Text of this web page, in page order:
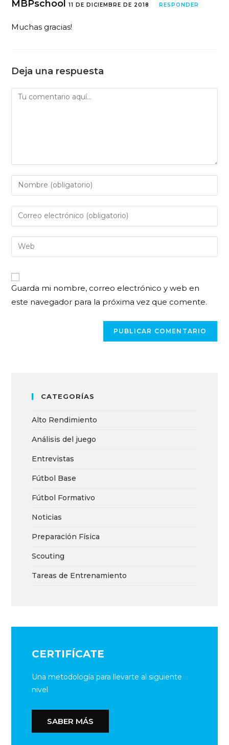
MBPschool11 DE DICIEMBRE DE 2018 RESPONDER
Muchas gracias!
Deja una respuesta
Guarda mi nombre, correo electrónico y web en
este navegador para la próxima vez que comente.
CATEGORÍAS
Alto Rendimiento
Análisis del juego
Entrevistas
Fútbol Base
Fútbol Formativo
Noticias
Preparación Física
Scouting
Tareas de Entrenamiento
CERTIFÍCATE
Una metodología para llevarte al siguiente
nivel
SABER MÁS